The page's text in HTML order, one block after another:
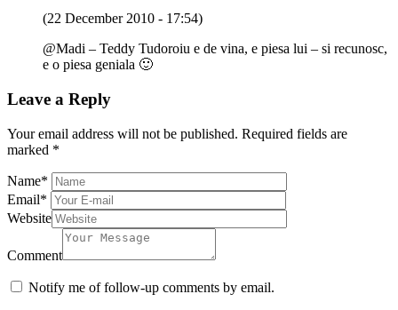
(22 December 2010 - 17:54)
@Madi – Teddy Tudoroiu e de vina, e piesa lui – si recunosc,
e o piesa geniala 🙂
Leave a Reply
Your email address will not be published. Required fields are
marked *
Name*
Email*
Website
Comment
Notify me of follow-up comments by email.